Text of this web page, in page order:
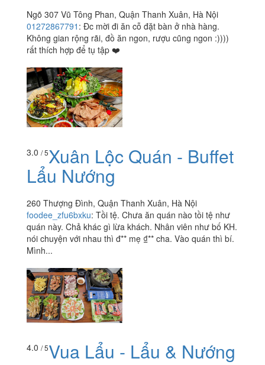
Ngõ 307 Vũ Tông Phan, Quận Thanh Xuân, Hà Nội
01272867791 : Đc mời đi ăn cỗ đặt bàn ở nhà hàng.
Không gian rộng rãi, đồ ăn ngon, rượu cũng ngon :))))
rất thích hợp để tụ tập ❤️
3.0 / 5Xuân Lộc Quán - Buffet
Lẩu Nướng
260 Thượng Đình, Quận Thanh Xuân, Hà Nội
foodee_zfu6bxku: Tồi tệ. Chưa ăn quán nào tồi tệ như
quán này. Chả khác gì lừa khách. Nhân viên như bố KH.
nói chuyện với nhau thì đ** mẹ ₫** cha. Vào quán thì bí.
Mình...
4.0 / 5Vua Lẩu - Lẩu & Nướng